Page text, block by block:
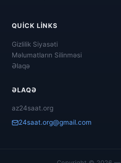
QUICK LINKS
Gizlilik Siyasəti
Məlumatların Silinməsi
Əlaqə
ƏLAQƏ
az24saat.org
24saat.org@gmail.com